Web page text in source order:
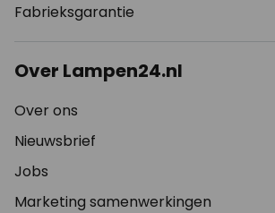
Fabrieksgarantie
Over Lampen24.nl
Over ons
Nieuwsbrief
Jobs
Marketing samenwerkingen